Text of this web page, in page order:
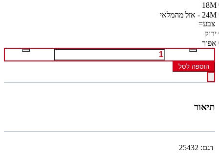
18M
24M - אזל מהמלאי
צבע=
ירוק
אפור
הוספה לסל
תיאור
דגם: 25432